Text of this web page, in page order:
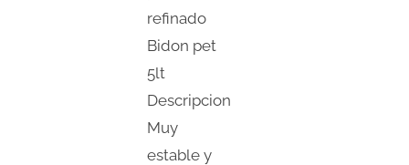
refinado
Bidon pet
5lt
Descripcion
Muy
estable y